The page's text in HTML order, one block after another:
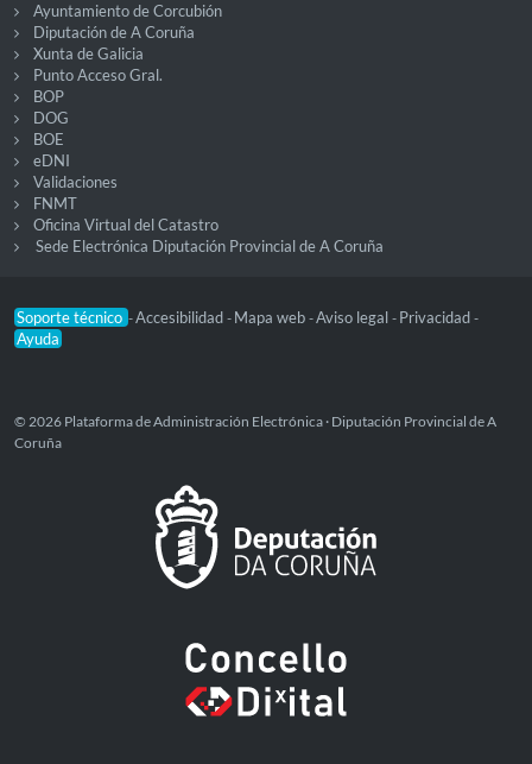
Ayuntamiento de Corcubión
Diputación de A Coruña
Xunta de Galicia
Punto Acceso Gral.
BOP
DOG
BOE
eDNI
Validaciones
FNMT
Oficina Virtual del Catastro
Sede Electrónica Diputación Provincial de A Coruña
Soporte técnico -Accesibilidad - Mapa web -Aviso legal - Privacidad -
Ayuda
© 2026 Plataforma de Administración Electrónica · Diputación Provincial de A
Coruña